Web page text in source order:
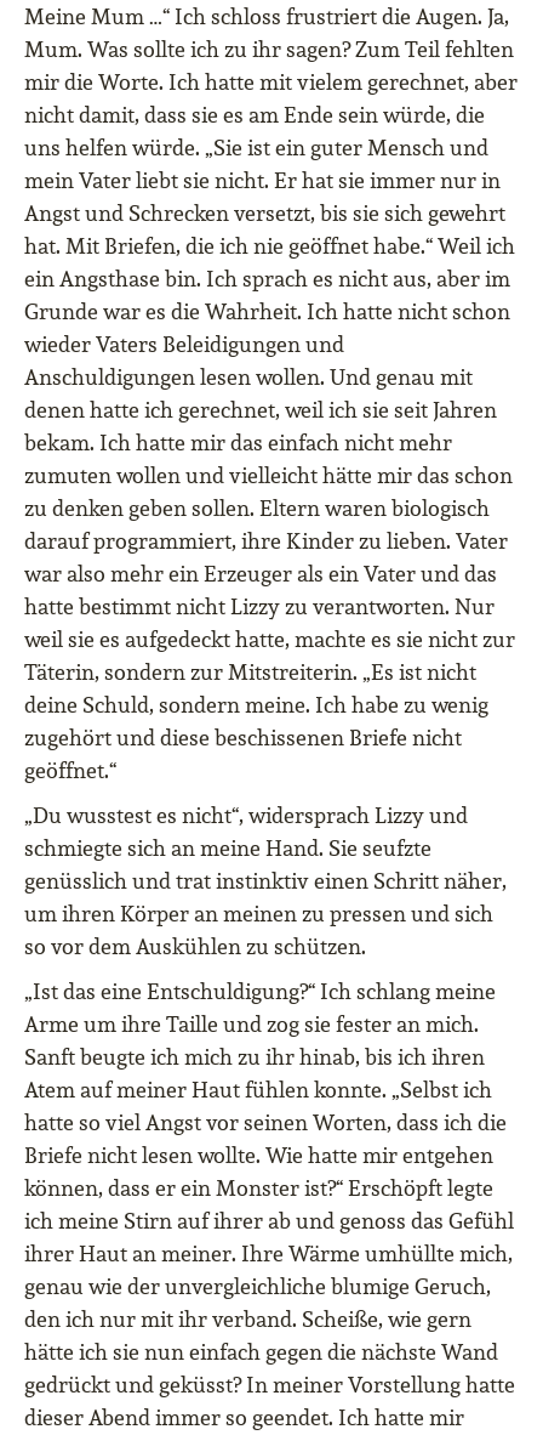
Meine Mum …“ Ich schloss frustriert die Augen. Ja,
Mum. Was sollte ich zu ihr sagen? Zum Teil fehlten
mir die Worte. Ich hatte mit vielem gerechnet, aber
nicht damit, dass sie es am Ende sein würde, die
uns helfen würde. „Sie ist ein guter Mensch und
mein Vater liebt sie nicht. Er hat sie immer nur in
Angst und Schrecken versetzt, bis sie sich gewehrt
hat. Mit Briefen, die ich nie geöffnet habe.“Weil ich
ein Angsthase bin. Ich sprach es nicht aus, aber im
Grunde war es die Wahrheit. Ich hatte nicht schon
wieder Vaters Beleidigungen und
Anschuldigungen lesen wollen. Und genau mit
denen hatte ich gerechnet, weil ich sie seit Jahren
bekam. Ich hatte mir das einfach nicht mehr
zumuten wollen und vielleicht hätte mir das schon
zu denken geben sollen. Eltern waren biologisch
darauf programmiert, ihre Kinder zu lieben. Vater
war also mehr ein Erzeuger als ein Vater und das
hatte bestimmt nicht Lizzy zu verantworten. Nur
weil sie es aufgedeckt hatte, machte es sie nicht zur
Täterin, sondern zur Mitstreiterin. „Es ist nicht
deine Schuld, sondern meine. Ich habe zu wenig
zugehört und diese beschissenen Briefe nicht
geöffnet.“
„Du wusstest es nicht“, widersprach Lizzy und
schmiegte sich an meine Hand. Sie seufzte
genüsslich und trat instinktiv einen Schritt näher,
um ihren Körper an meinen zu pressen und sich
so vor dem Auskühlen zu schützen.
„Ist das eine Entschuldigung?“ Ich schlang meine
Arme um ihre Taille und zog sie fester an mich.
Sanft beugte ich mich zu ihr hinab, bis ich ihren
Atem auf meiner Haut fühlen konnte. „Selbst ich
hatte so viel Angst vor seinen Worten, dass ich die
Briefe nicht lesen wollte. Wie hatte mir entgehen
können, dass er ein Monster ist?“ Erschöpft legte
ich meine Stirn auf ihrer ab und genoss das Gefühl
ihrer Haut an meiner. Ihre Wärme umhüllte mich,
genau wie der unvergleichliche blumige Geruch,
den ich nur mit ihr verband. Scheiße, wie gern
hätte ich sie nun einfach gegen die nächste Wand
gedrückt und geküsst? In meiner Vorstellung hatte
dieser Abend immer so geendet. Ich hatte mir